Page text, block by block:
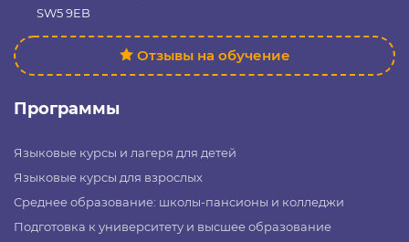
SW5 9EB
Отзывы на обучение
Программы
Языковые курсы и лагеря для детей
Языковые курсы для взрослых
Среднее образование: школы-пансионы и колледжи
Подготовка к университету и высшее образование